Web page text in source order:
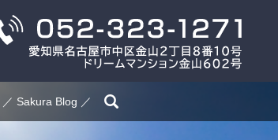
Sakura Blog